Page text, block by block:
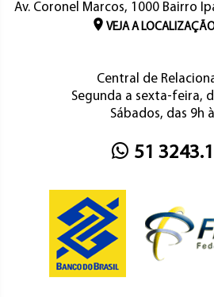
Av. Coronel Marcos, 1000 Bairro
VEJA A
Central de
Segunda a sexta-feira,
Sábados, das 9h
51